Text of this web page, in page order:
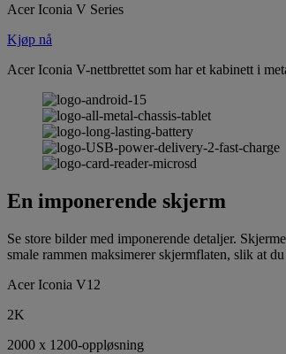
Acer Iconia V Series
Kjøp nå
Acer Iconia V-nettbrettet som har et kabinett i
En imponerende skjerm
Se store bilder med imponerende detaljer.
smale rammen maksimerer skjermflaten, slik at
Acer Iconia V12
2K
2000 x 1200-oppløsning